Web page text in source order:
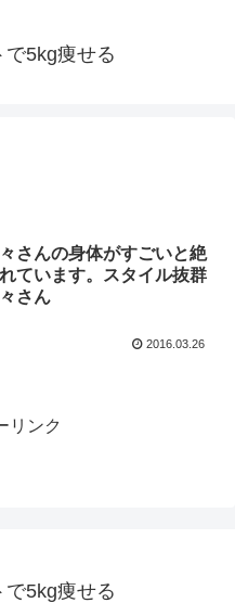
5kg痩せる
さんの身体がすごいと絶
ています。スタイル抜群
さん
2016.03.26
リンク
5kg痩せる